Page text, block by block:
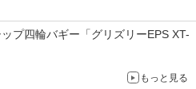
プ四輪バギー「グリズリーEPS XT-
もっと見る